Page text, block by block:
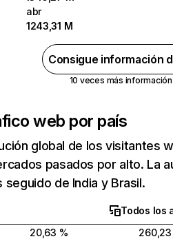
abr
1243,31 M
Consigue información
10 veces más información
web por país
global de los visitantes
pasados por alto. La
seguido de India y Brasil.
Todos los
20,63 % 260,23